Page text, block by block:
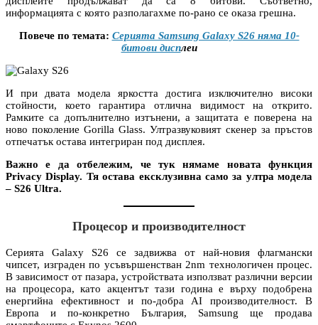
информацията с която разполагахме по-рано се оказа грешна.
Повече по темата: Серията Samsung Galaxy S26 няма 10-
битови дисплеи
И при двата модела яркостта достига изключително високи
стойности, което гарантира отлична видимост на открито.
Рамките са допълнително изтънени, а защитата е поверена на
ново поколение Gorilla Glass. Ултразвуковият скенер за пръстов
отпечатък остава интегриран под дисплея.
Важно е да отбележим, че тук нямаме новата функция
Privacy Display. Тя остава ексклузивна само за ултра модела
– S26 Ultra.
Процесор и производителност
Серията Galaxy S26 се задвижва от най-новия флагмански
чипсет, изграден по усъвършенстван 2nm технологичен процес.
В зависимост от пазара, устройствата използват различни версии
на процесора, като акцентът тази година е върху подобрена
енергийна ефективност и по-добра AI производителност. В
Европа и по-конкретно България, Samsung ще продава